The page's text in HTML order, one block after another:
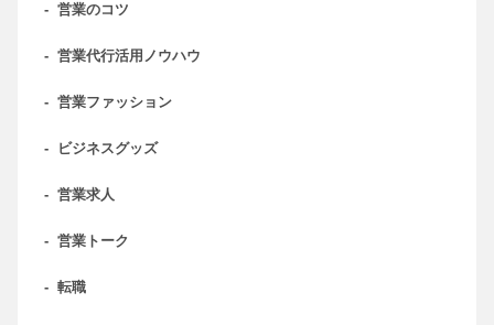
- 営業のコツ
- 営業代行活用ノウハウ
- 営業ファッション
- ビジネスグッズ
- 営業求人
- 営業トーク
- 転職